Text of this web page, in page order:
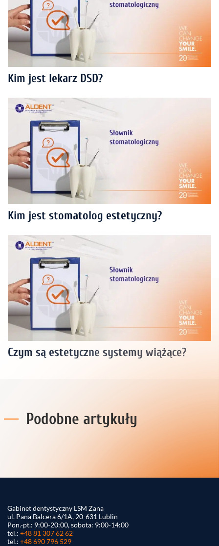
Kim jest lekarz DSD?
Kim jest stomatolog estetyczny?
Czym są estetyczne systemy wiążące?
Podobne artykuły
Gabinet dentystyczny LSM Zana
ul. Pana Balcera 6/1A, 20-631 Lublin
Pon.-pt.: 9:00-20:00, sobota: 9:00-14:00
tel.: +48 81 307 62 62
tel.: +48 690 796 529